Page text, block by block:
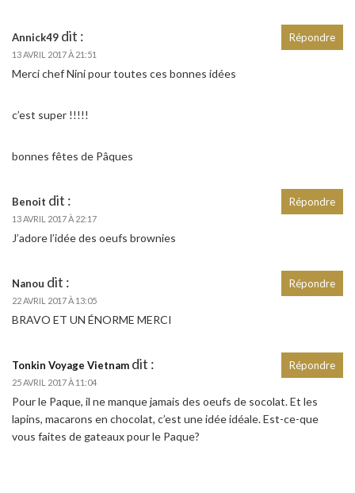
Annick49 dit :
13 AVRIL 2017 À 21:51
Merci chef Nini pour toutes ces bonnes idées
c’est super !!!!!
bonnes fêtes de Pâques
Répondre
Benoit dit :
13 AVRIL 2017 À 22:17
J’adore l’idée des oeufs brownies
Répondre
Nanou dit :
22 AVRIL 2017 À 13:05
BRAVO ET UN ÉNORME MERCI
Répondre
Tonkin Voyage Vietnam dit :
25 AVRIL 2017 À 11:04
Pour le Paque, il ne manque jamais des oeufs de socolat. Et les
lapins, macarons en chocolat, c’est une idée idéale. Est-ce-que
vous faites de gateaux pour le Paque?
Répondre